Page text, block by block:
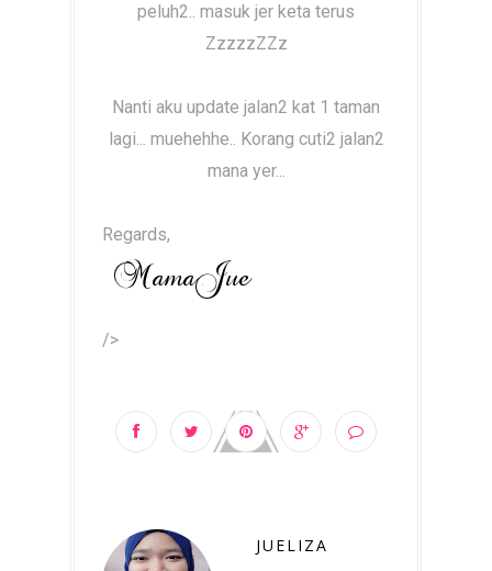
peluh2.. masuk jer keta terus
ZzzzzZZz
Nanti aku update jalan2 kat 1 taman
lagi... muehehhe.. Korang cuti2 jalan2
mana yer...
Regards,
/>
JUELIZA